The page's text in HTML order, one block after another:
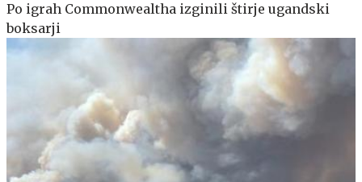
Po igrah Commonwealtha izginili štirje ugandski
boksarji